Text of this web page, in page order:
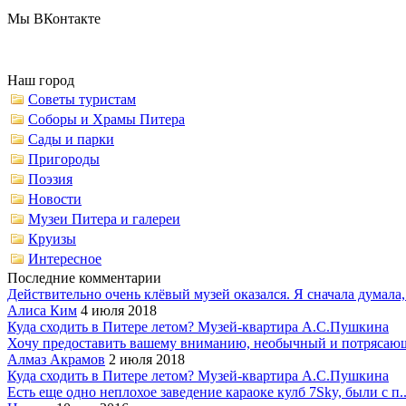
Мы ВКонтакте
Наш город
Советы туристам
Соборы и Храмы Питера
Сады и парки
Пригороды
Поэзия
Новости
Музеи Питера и галереи
Круизы
Интересное
Последние комментарии
Действительно очень клёвый музей оказался. Я сначала
Алиса Ким 4 июля 2018
Куда сходить в Питере летом? Музей-квартира А.С.Пушкина
Хочу предоставить вашему вниманию, необычный и
Алмаз Акрамов 2 июля 2018
Куда сходить в Питере летом? Музей-квартира А.С.Пушкина
Есть еще одно неплохое заведение караоке кулб 7Sky, были с